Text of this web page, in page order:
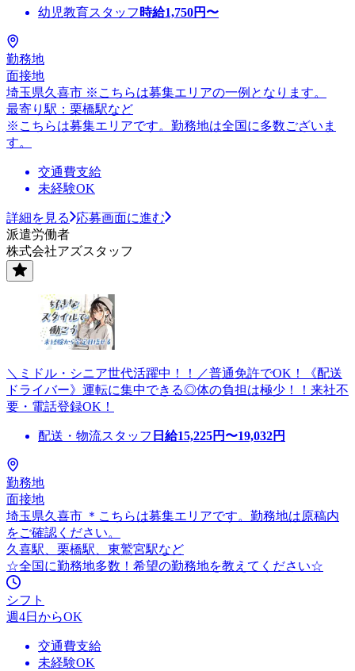
幼児教育スタッフ 時給1,750円〜
勤務地
面接地
埼玉県久喜市 ※こちらは募集エリアの一例となります。
最寄り駅：栗橋駅など
※こちらは募集エリアです。勤務地は全国に多数ございま
す。
交通費支給
未経験OK
詳細を見る
応募画面に進む
派遣労働者
株式会社アズスタッフ
＼ミドル・シニア世代活躍中！！／普通免許でOK！《配送
ドライバー》運転に集中できる◎体の負担は極少！！来社不
要・電話登録OK！
配送・物流スタッフ 日給15,225円〜19,032円
勤務地
面接地
埼玉県久喜市 ＊こちらは募集エリアです。勤務地は原稿内
をご確認ください。
久喜駅、栗橋駅、東鷲宮駅など
☆全国に勤務地多数！希望の勤務地を教えてください☆
シフト
週4日からOK
交通費支給
未経験OK